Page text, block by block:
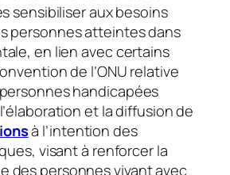
sensibiliser aux besoins
personnes atteintes dans
en lien avec certains
de l’ONU relative
handicapées
et la diffusion de
à l’intention des
visant à renforcer la
des personnes vivant avec